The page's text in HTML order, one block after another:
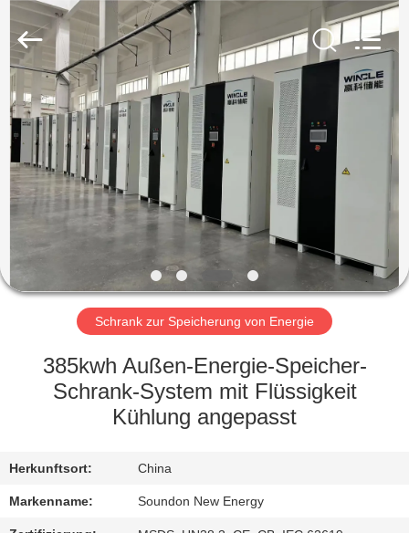
HAUS
PRODUKTE
VR
SHOW
ÜBER
FABRIK-
AUSFLUG
QUALITÄTSKONTROLLE
Energy
Technology
Co,.Ltd..
Rights
Reserved.
Schrank zur Speicherung von Energie
385kwh Außen-Energie-Speicher-
Schrank-System mit Flüssigkeit
Kühlung angepasst
Herkunftsort: China
Markenname: Soundon New Energy